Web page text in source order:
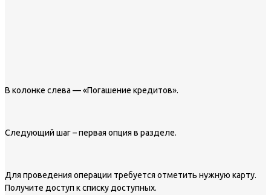
В колонке слева — «Погашение кредитов».
Следующий шаг – первая опция в разделе.
Для проведения операции требуется отметить нужную карту.
Получите доступ к списку доступных.